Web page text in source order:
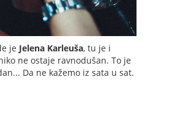
je Jelena Karleuša, tu je i
ne ostaje ravnodušan. To je
Da ne kažemo iz sata u sat.